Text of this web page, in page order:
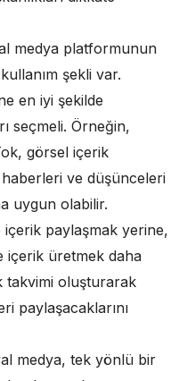
medya platformunun
şekli var.
en iyi şekilde
seçmeli. Örneğin,
görsel içerik
ve düşünceleri
uygun olabilir.
içerik paylaşmak yerine,
içerik üretmek daha
takvimi oluşturarak
paylaşacaklarını
medya, tek yönlü bir